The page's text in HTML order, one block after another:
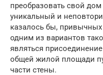
преобразовать свой
уникальный и
казалось бы,
одним из вариантов
являться
общей жилой площади
части стены.